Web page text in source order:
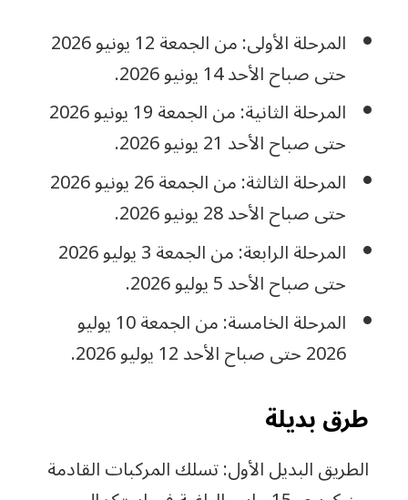
المرحلة الأولى: من الجمعة 12 يونيو 2026
حتى صباح الأحد 14 يونيو 2026.
المرحلة الثانية: من الجمعة 19 يونيو 2026
حتى صباح الأحد 21 يونيو 2026.
المرحلة الثالثة: من الجمعة 26 يونيو 2026
حتى صباح الأحد 28 يونيو 2026.
المرحلة الرابعة: من الجمعة 3 يوليو 2026
حتى صباح الأحد 5 يوليو 2026.
المرحلة الخامسة: من الجمعة 10 يوليو
2026 حتى صباح الأحد 12 يوليو 2026.
طرق بديلة
الطريق البديل الأول: تسلك المركبات القادمة